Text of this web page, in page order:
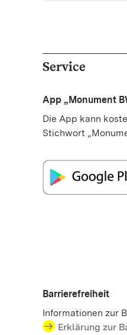
Service
App „Monument
Die App kann
Stichwort
Barrierefreiheit
Informationen zur
Erklärung zur